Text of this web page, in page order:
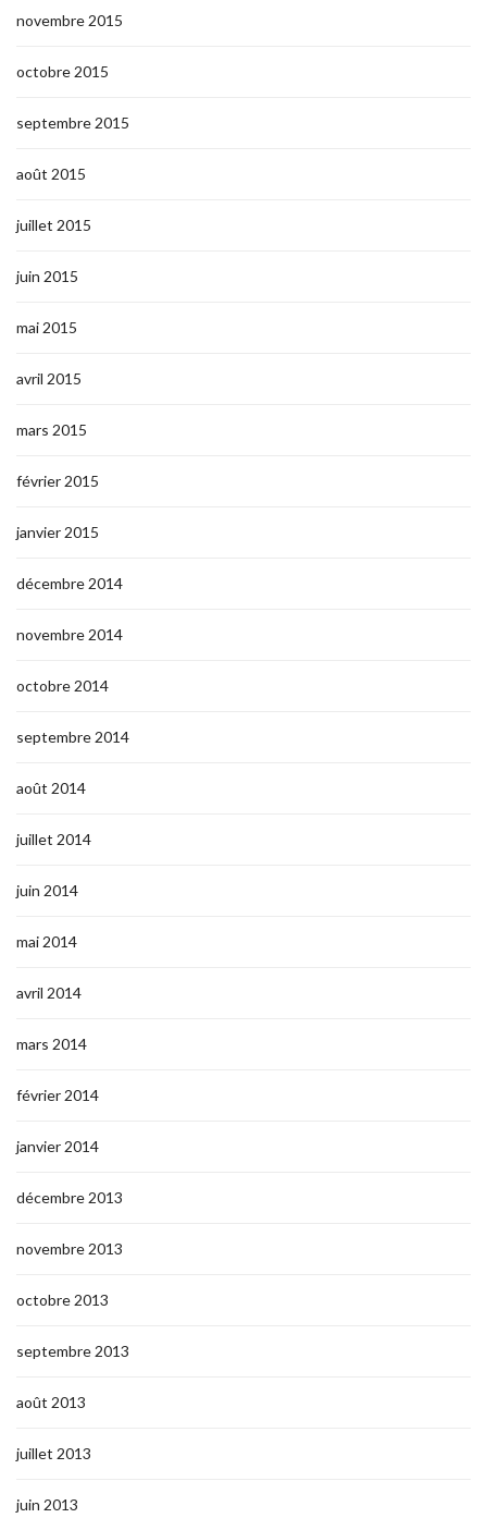
novembre 2015
octobre 2015
septembre 2015
août 2015
juillet 2015
juin 2015
mai 2015
avril 2015
mars 2015
février 2015
janvier 2015
décembre 2014
novembre 2014
octobre 2014
septembre 2014
août 2014
juillet 2014
juin 2014
mai 2014
avril 2014
mars 2014
février 2014
janvier 2014
décembre 2013
novembre 2013
octobre 2013
septembre 2013
août 2013
juillet 2013
juin 2013